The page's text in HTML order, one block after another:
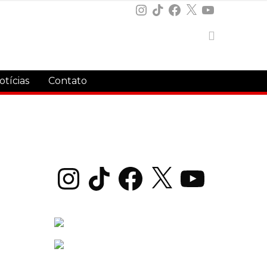
Instagram
TikTokFacebook
X YouTube
Contato
InstagramTikTok Facebook
X YouTube